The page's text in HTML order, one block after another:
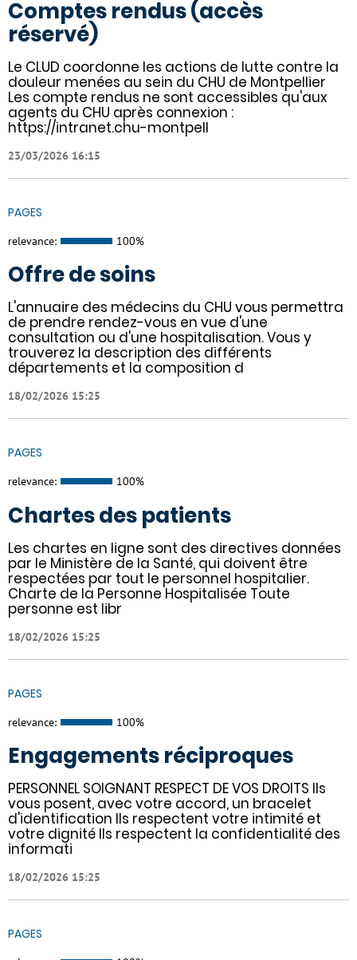
Comptes rendus (accès
réservé)
Le CLUD coordonne les actions de lutte contre la
douleur menées au sein du CHU de Montpellier
Les compte rendus ne sont accessibles qu'aux
agents du CHU après connexion :
https://intranet.chu-montpell
23/03/2026 16:15
PAGES
relevance: 100%
Offre de soins
L'annuaire des médecins du CHU vous permettra
de prendre rendez-vous en vue d'une
consultation ou d'une hospitalisation. Vous y
trouverez la description des différents
départements et la composition d
18/02/2026 15:25
PAGES
relevance: 100%
Chartes des patients
Les chartes en ligne sont des directives données
par le Ministère de la Santé, qui doivent être
respectées par tout le personnel hospitalier.
Charte de la Personne Hospitalisée Toute
personne est libr
18/02/2026 15:25
PAGES
relevance: 100%
Engagements réciproques
PERSONNEL SOIGNANT RESPECT DE VOS DROITS Ils
vous posent, avec votre accord, un bracelet
d'identification Ils respectent votre intimité et
votre dignité Ils respectent la confidentialité des
informati
18/02/2026 15:25
PAGES